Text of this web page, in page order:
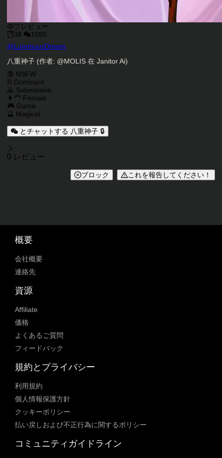
プレビュー
38
1080
キャラクタークリエイター
@LuminousDream
キャラクター説明
八重神子 (作者: @MOLIS 在 Janitor Ai)
キャラクタータグ
🔞 NSFW
⛓️ Dominant
🙇 Submissive
👩‍🦰 Female
🎮 Game
🔮 Magical
とチャットする 八重神子 🔒
レビュー
0 レビュー
ブロック これを報告してください！
概要
会社概要
連絡先
資源
Affiliate
価格
よくあるご質問
フィードバック
規約とプライバシー
利用規約
個人情報保護方針
クッキーポリシー
払い戻しおよび不正行為に関するポリシー
コミュニティガイドライン